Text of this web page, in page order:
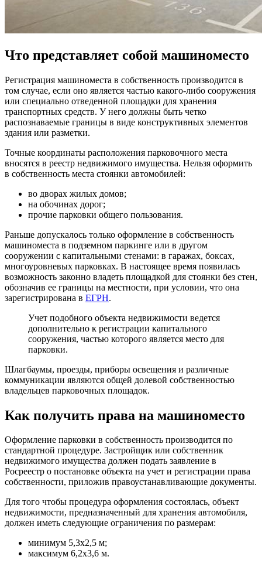
Что представляет собой машиноместо
Регистрация машиноместа в собственность производится в
том случае, если оно является частью какого-либо сооружения
или специально отведенной площадки для хранения
транспортных средств. У него должны быть четко
распознаваемые границы в виде конструктивных элементов
здания или разметки.
Точные координаты расположения парковочного места
вносятся в реестр недвижимого имущества. Нельзя оформить
в собственность места стоянки автомобилей:
во дворах жилых домов;
на обочинах дорог;
прочие парковки общего пользования.
Раньше допускалось только оформление в собственность
машиноместа в подземном паркинге или в другом
сооружении с капитальными стенами: в гаражах, боксах,
многоуровневых парковках. В настоящее время появилась
возможность законно владеть площадкой для стоянки без стен,
обозначив ее границы на местности, при условии, что она
зарегистрирована в ЕГРН.
Учет подобного объекта недвижимости ведется
дополнительно к регистрации капитального
сооружения, частью которого является место для
парковки.
Шлагбаумы, проезды, приборы освещения и различные
коммуникации являются общей долевой собственностью
владельцев парковочных площадок.
Как получить права на машиноместо
Оформление парковки в собственность производится по
стандартной процедуре. Застройщик или собственник
недвижимого имущества должен подать заявление в
Росреестр о постановке объекта на учет и регистрации права
собственности, приложив правоустанавливающие документы.
Для того чтобы процедура оформления состоялась, объект
недвижимости, предназначенный для хранения автомобиля,
должен иметь следующие ограничения по размерам:
минимум 5,3х2,5 м;
максимум 6,2х3,6 м.